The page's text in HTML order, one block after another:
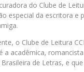
do Clube de
especial da escritora e
o Clube de Leitura
a acadêmica,
de Letras, e